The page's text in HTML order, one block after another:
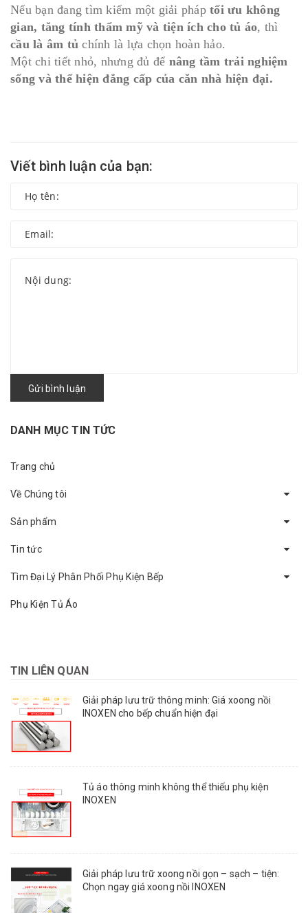
Nếu bạn đang tìm kiếm một giải pháp tối ưu không
gian, tăng tính thẩm mỹ và tiện ích cho tủ áo, thì
cầu là âm tủ chính là lựa chọn hoàn hảo.
Một chi tiết nhỏ, nhưng đủ để nâng tầm trải nghiệm
sống và thể hiện đẳng cấp của căn nhà hiện đại.
Viết bình luận của bạn:
Gửi bình luận
DANH MỤC TIN TỨC
Trang chủ
Về Chúng tôi
Sản phẩm
Tin tức
Tìm Đại Lý Phân Phối Phụ Kiện Bếp
Phụ Kiện Tủ Áo
TIN LIÊN QUAN
Giải pháp lưu trữ thông minh: Giá xoong nồi
INOXEN cho bếp chuẩn hiện đại
Tủ áo thông minh không thể thiếu phụ kiện
INOXEN
Giải pháp lưu trữ xoong nồi gọn – sạch – tiện:
Chọn ngay giá xoong nồi INOXEN